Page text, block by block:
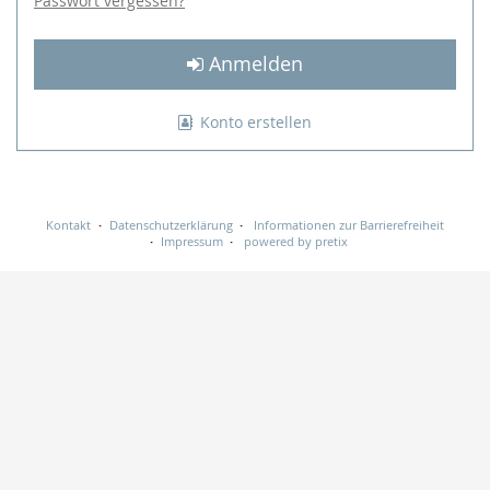
Anmelden
Konto erstellen
Kontakt Datenschutzerklärung
Informationen zur Barrierefreiheit
Impressum
powered by pretix